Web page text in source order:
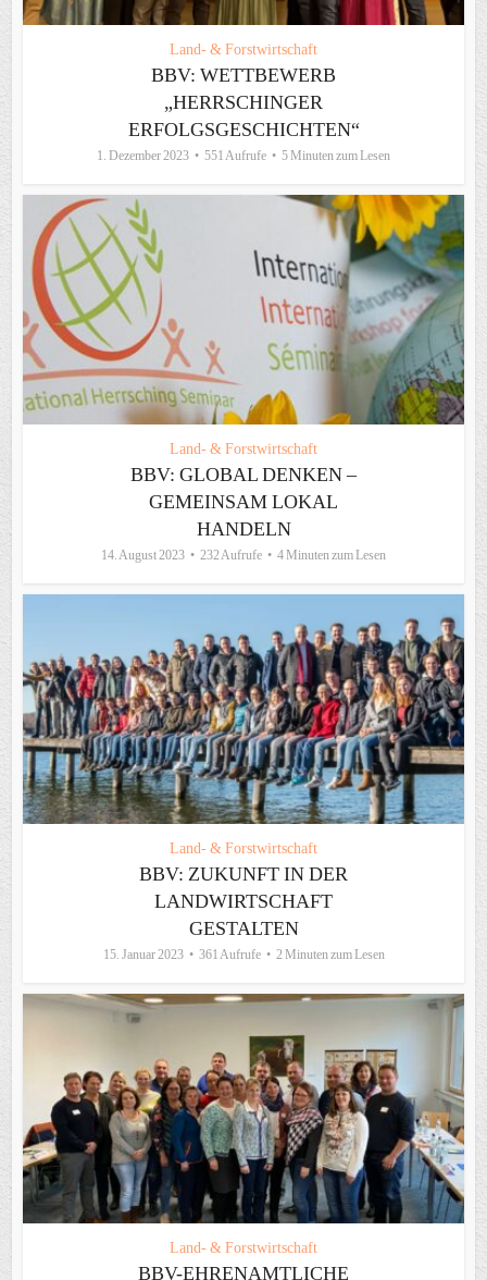
Land- & Forstwirtschaft
BBV: WETTBEWERB
„HERRSCHINGER
ERFOLGSGESCHICHTEN“
1. Dezember 2023 551 Aufrufe 5 Minuten zum Lesen
Land- & Forstwirtschaft
BBV: GLOBAL DENKEN –
GEMEINSAM LOKAL
HANDELN
14. August 2023 232 Aufrufe 4 Minuten zum Lesen
Land- & Forstwirtschaft
BBV: ZUKUNFT IN DER
LANDWIRTSCHAFT
GESTALTEN
15. Januar 2023 361 Aufrufe 2 Minuten zum Lesen
Land- & Forstwirtschaft
BBV-EHRENAMTLICHE